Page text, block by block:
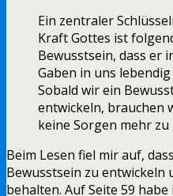
Ein zentraler
Kraft Gottes ist
Bewusstsein, dass er
Gaben in uns lebendig
Sobald wir ein
entwickeln, brauchen
keine Sorgen mehr zu
Beim Lesen fiel mir auf,
Bewusstsein zu entwickeln
behalten. Auf Seite 59